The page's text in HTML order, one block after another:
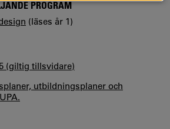
PROGRAM
(läses år 1)
(giltig tillsvidare)
utbildningsplaner och